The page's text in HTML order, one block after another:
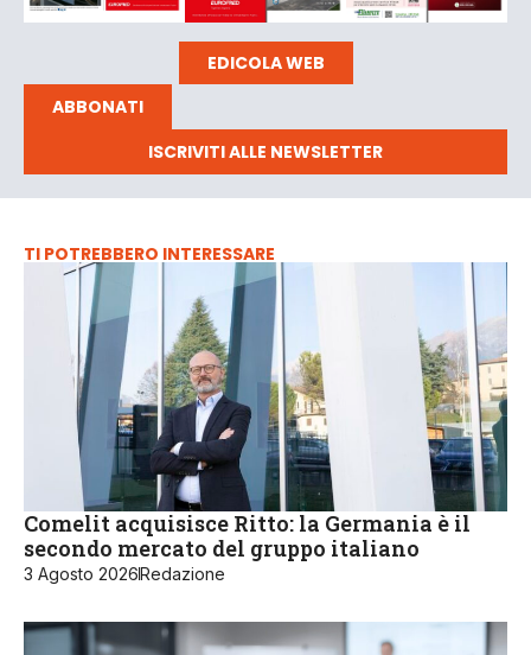
EDICOLA WEB
ABBONATI
ISCRIVITI ALLE NEWSLETTER
TI POTREBBERO INTERESSARE
Comelit acquisisce Ritto: la Germania è il
secondo mercato del gruppo italiano
3 Agosto 2026Redazione